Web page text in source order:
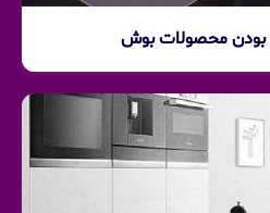
محصولات بوش